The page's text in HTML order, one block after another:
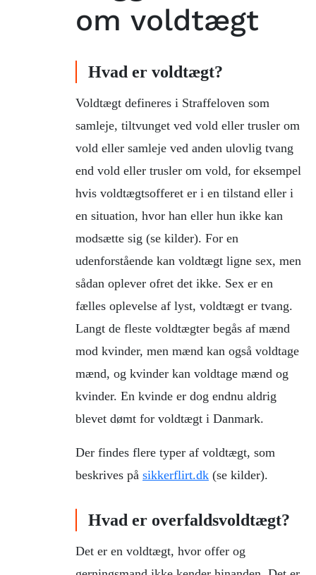
om voldtægt
Hvad er voldtægt?
Voldtægt defineres i Straffeloven som
samleje, tiltvunget ved vold eller trusler om
vold eller samleje ved anden ulovlig tvang
end vold eller trusler om vold, for eksempel
hvis voldtægtsofferet er i en tilstand eller i
en situation, hvor han eller hun ikke kan
modsætte sig (se kilder). For en
udenforstående kan voldtægt ligne sex, men
sådan oplever ofret det ikke. Sex er en
fælles oplevelse af lyst, voldtægt er tvang.
Langt de fleste voldtægter begås af mænd
mod kvinder, men mænd kan også voldtage
mænd, og kvinder kan voldtage mænd og
kvinder. En kvinde er dog endnu aldrig
blevet dømt for voldtægt i Danmark.
Der findes flere typer af voldtægt, som
beskrives på sikkerflirt.dk (se kilder).
Hvad er overfaldsvoldtægt?
Det er en voldtægt, hvor offer og